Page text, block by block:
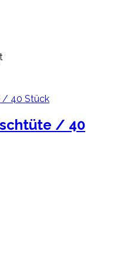
/ 40